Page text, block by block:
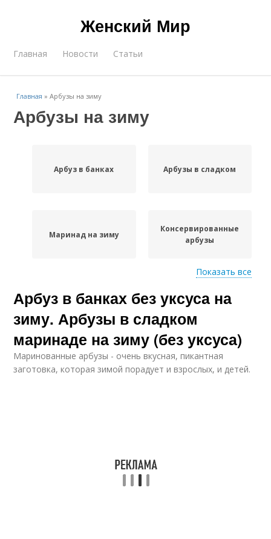
Женский Мир
Главная Новости Статьи
Главная »Арбузы на зиму
Арбузы на зиму
Арбуз в банках Арбузы в сладком
Маринад на зиму
Консервированные
арбузы
Арбузы в банках Соленые арбузы
Рецепты на зиму Желе из арбуза
Показать все
Арбуз в банках без уксуса на
зиму. Арбузы в сладком
маринаде на зиму (без уксуса)
Маринованные арбузы - очень вкусная, пикантная
заготовка, которая зимой порадует и взрослых, и детей.